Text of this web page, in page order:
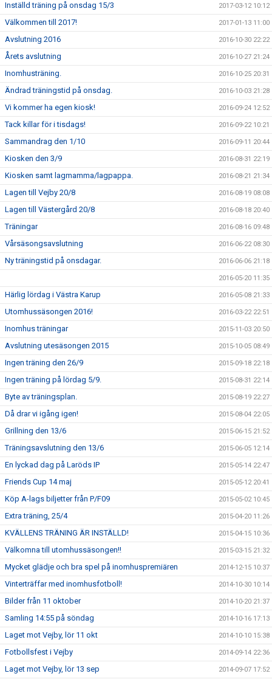
Inställd träning på onsdag 15/3 2017-03-12 10:12
Välkommen till 2017! 2017-01-13 11:00
Avslutning 2016 2016-10-30 22:22
Årets avslutning 2016-10-27 21:24
Inomhusträning. 2016-10-25 20:31
Ändrad träningstid på onsdag. 2016-10-03 21:28
Vi kommer ha egen kiosk! 2016-09-24 12:52
Tack killar för i tisdags! 2016-09-22 10:21
Sammandrag den 1/10 2016-09-11 20:44
Kiosken den 3/9 2016-08-31 22:19
Kiosken samt lagmamma/lagpappa. 2016-08-21 21:34
Lagen till Vejby 20/8 2016-08-19 08:08
Lagen till Västergård 20/8 2016-08-18 20:40
Träningar 2016-08-16 09:48
Vårsäsongsavslutning 2016-06-22 08:30
Ny träningstid på onsdagar. 2016-06-06 21:18
2016-05-20 11:35
Härlig lördag i Västra Karup 2016-05-08 21:33
Utomhussäsongen 2016! 2016-03-22 22:51
Inomhus träningar 2015-11-03 20:50
Avslutning utesäsongen 2015 2015-10-05 08:49
Ingen träning den 26/9 2015-09-18 22:18
Ingen träning på lördag 5/9. 2015-08-31 22:14
Byte av träningsplan. 2015-08-19 22:27
Då drar vi igång igen! 2015-08-04 22:05
Grillning den 13/6 2015-06-15 21:52
Träningsavslutning den 13/6 2015-06-05 12:14
En lyckad dag på Laröds IP 2015-05-14 22:47
Friends Cup 14 maj 2015-05-12 20:41
Köp A-lags biljetter från P/F09 2015-05-02 10:45
Extra träning, 25/4 2015-04-20 11:26
KVÄLLENS TRÄNING ÄR INSTÄLLD! 2015-04-15 10:36
Välkomna till utomhussäsongen!! 2015-03-15 21:32
Mycket glädje och bra spel på inomhuspremiären 2014-12-15 10:37
Vinterträffar med inomhusfotboll! 2014-10-30 10:14
Bilder från 11 oktober 2014-10-20 21:37
Samling 14:55 på söndag 2014-10-16 17:13
Laget mot Vejby, lör 11 okt 2014-10-10 15:38
Fotbollsfest i Vejby 2014-09-14 22:36
Laget mot Vejby, lör 13 sep 2014-09-07 17:52